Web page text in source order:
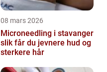
08 mars 2026
Microneedling i stavanger
slik får du jevnere hud og
sterkere hår